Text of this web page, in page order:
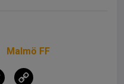
Malmö FF
T